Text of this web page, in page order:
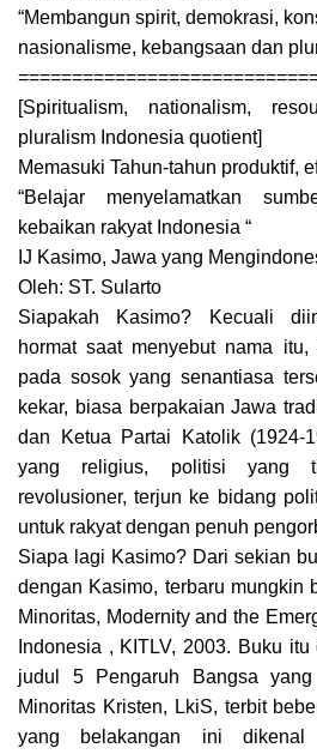
“Membangun spirit, demokrasi,
nasionalisme, kebangsaan dan
[Spiritualism, nationalism,
pluralism Indonesia quotient]
Memasuki Tahun-tahun produktif,
“Belajar menyelamatkan
kebaikan rakyat Indonesia “
IJ Kasimo, Jawa yang
Oleh: ST. Sularto
Siapakah Kasimo? Kecuali
hormat saat menyebut nama
pada sosok yang senantiasa
kekar, biasa berpakaian Jawa
dan Ketua Partai Katolik (1924-
yang religius, politisi yang
revolusioner, terjun ke bidang
untuk rakyat dengan penuh
Siapa lagi Kasimo? Dari sekian
dengan Kasimo, terbaru mungkin
Minoritas, Modernity and the
Indonesia , KITLV, 2003. Buku
judul 5 Pengaruh Bangsa yang
Minoritas Kristen, LkiS, terbit
yang belakangan ini